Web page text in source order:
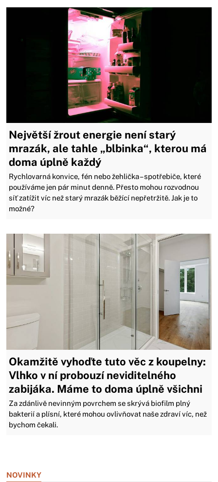
Největší žrout energie není starý
mrazák, ale tahle „blbinka“, kterou má
doma úplně každý
Rychlovarná konvice, fén nebo žehlička – spotřebiče, které
používáme jen pár minut denně. Přesto mohou rozvodnou
síť zatížit víc než starý mrazák běžící nepřetržitě. Jak je to
možné?
Okamžitě vyhoďte tuto věc z koupelny:
Vlhko v ní probouzí neviditelného
zabijáka. Máme to doma úplně všichni
Za zdánlivě nevinným povrchem se skrývá biofilm plný
bakterií a plísní, které mohou ovlivňovat naše zdraví víc, než
bychom čekali.
NOVINKY